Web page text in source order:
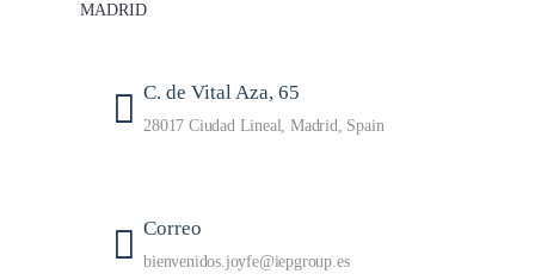
MADRID
C. de Vital Aza, 65
28017 Ciudad Lineal, Madrid, Spain
Correo
bienvenidos.joyfe@iepgroup.es